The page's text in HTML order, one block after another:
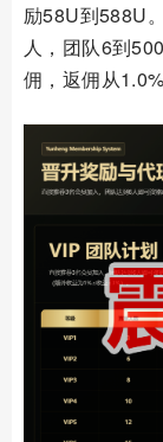
励58U到588U
人，团队6到
佣，返佣从